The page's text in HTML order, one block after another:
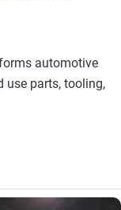
automotive
use parts, tooling,